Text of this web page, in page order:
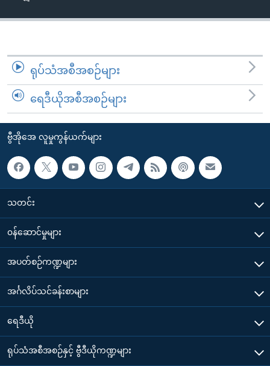
ရန်
ရုပ်သံအစီအစဉ်များ
ရေဒီယိုအစီအစဉ်များ
ဗွီအိုအေ လူမှုကွန်ယက်များ
သတင်း
၀န်ဆောင်မှုများ
အပတ်စဉ်ကဏ္ဍများ
အင်္ဂလိပ်သင်ခန်းစာများ
ရေဒီယို
ရုပ်သံအစီအစဉ်နှင့် ဗွီဒီယိုကဏ္ဍများ